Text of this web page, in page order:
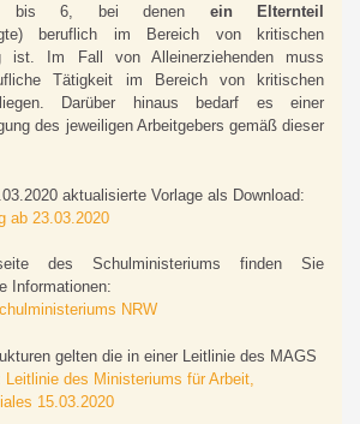
1 bis 6, bei denen ein Elternteil
beruflich im Bereich von kritischen
ist. Im Fall von Alleinerziehenden muss
Tätigkeit im Bereich von kritischen
Darüber hinaus bedarf es einer
des jeweiligen Arbeitgebers gemäß dieser
aktualisierte Vorlage als Download:
ab 23.03.2020
des Schulministeriums finden Sie
Informationen:
NRW
gelten die in einer Leitlinie des MAGS
Leitlinie des Ministeriums für Arbeit,
15.03.2020